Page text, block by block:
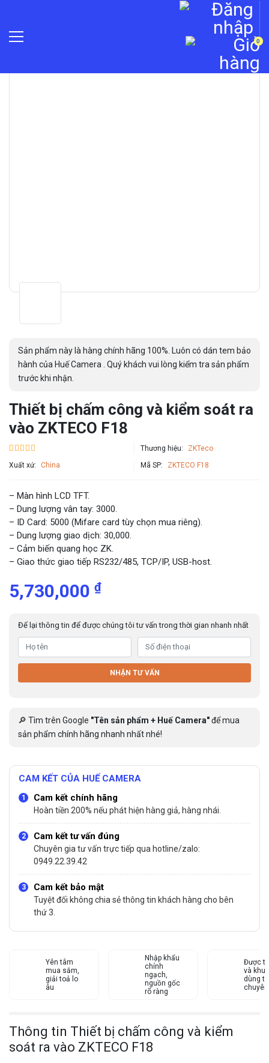
0
Sản phẩm này là hàng chính hãng 100%. Luôn có dán tem bảo
hành của Huế Camera . Quý khách vui lòng kiểm tra sản phẩm
trước khi nhận.
Thiết bị chấm công và kiểm soát ra
vào ZKTECO F18
Thương hiệu: ZKTeco
Xuất xứ: China Mã SP: ZKTECO F18
– Màn hình LCD TFT.
– Dung lượng vân tay: 3000.
– ID Card: 5000 (Mifare card tùy chọn mua riêng).
– Dung lượng giao dịch: 30,000.
– Cảm biến quang học ZK.
– Giao thức giao tiếp RS232/485, TCP/IP, USB-host.
5,730,000 ₫
Để lại thông tin để được chúng tôi tư vấn trong thời gian nhanh nhất
NHẬN TƯ VẤN
🔎 Tìm trên Google "Tên sản phẩm + Huế Camera"để mua
sản phẩm chính hãng nhanh nhất nhé!
CAM KẾT CỦA HUẾ CAMERA
Cam kết chính hãng
Hoàn tiền 200% nếu phát hiện hàng giả, hàng nhái.
Cam kết tư vấn đúng
Chuyên gia tư vấn trực tiếp qua hotline/zalo:
0949.22.39.42
Cam kết bảo mật
Tuyệt đối không chia sẻ thông tin khách hàng cho bên
thứ 3.
Yên tâm
mua sắm,
giải toả lo
âu
Nhập khẩu
chính
ngạch,
nguồn gốc
rõ ràng
Được
và
dùng từ
Thông tin Thiết bị chấm công và kiểm
soát ra vào ZKTECO F18